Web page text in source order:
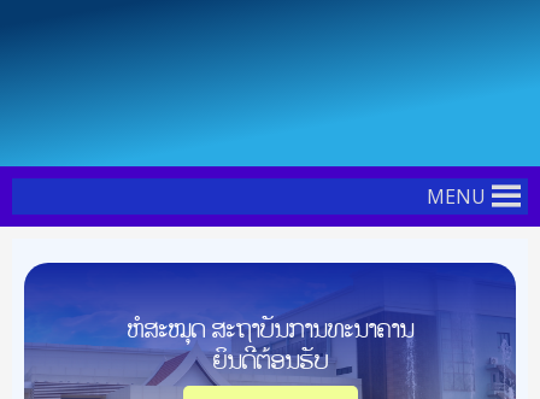
MENU
ຫໍສະໝຸດ ສະຖາບັນການທະນາຄານ
ຍິນດີຕ້ອນຮັບ